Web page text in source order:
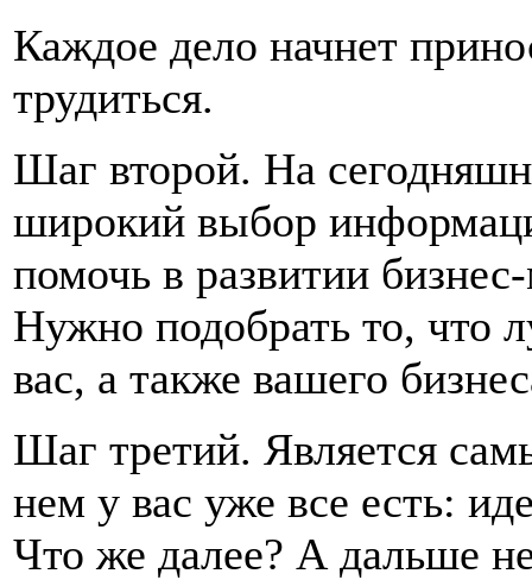
Каждое дело начнет
трудиться.
Шаг второй. На
широкий выбор
помочь в развитии
Нужно подобрать то, что
вас, а также вашего
Шаг третий. Является
нем у вас уже все есть:
Что же далее? А дальше